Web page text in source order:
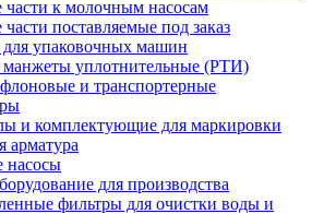
части к молочным насосам
поставляемые под заказ
для упаковочных машин
манжеты уплотнительные (РТИ)
и транспортерные
и комплектующие для маркировки
арматура
для производства
фильтры для очистки воды и